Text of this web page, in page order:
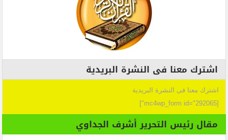
اشترك معنا فى النشرة البريدية
اشترك معنا فى النشرة البريدية
[mc4wp_form id="292065"]
مقال رئيس التحرير أشرف الجداوي